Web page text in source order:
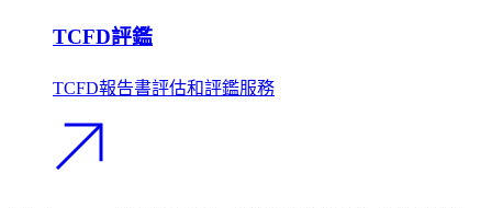
TCFD評鑑
TCFD報告書評估和評鑑服務